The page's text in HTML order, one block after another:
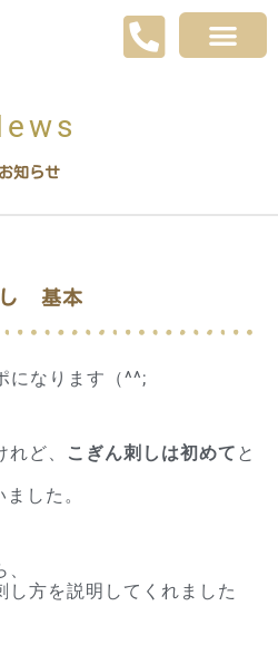
お知らせ
し 基本
になります（^^;
ど、 こぎん刺しは初めて と
した。
し方を説明してくれました